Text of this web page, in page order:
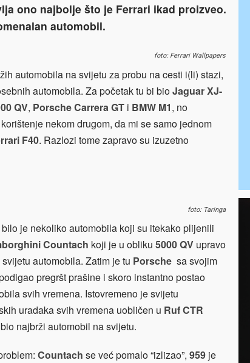
ono najbolje što je Ferrari ikad proizveo.
automobil.
foto: Ferrari Wallpapers
automobila na svijetu za probu na cesti i(li) stazi,
automobila. Za početak tu bi bioJaguar XJ-
QV, Porsche Carrera GT i BMW M1, no
nekom drugom, da mi se samo jednom
F40. Razlozi tome zapravo su izuzetno
foto: Taringa
je nekoliko automobila koji su itekako plijenili
Countach koji je u obliku 5000 QV upravo
automobila. Zatim je tu Porsche sa svojim
pregršt prašine i skoro instantno postao
svih vremena. Istovremeno je svijetu
uradaka svih vremena uobličen u Ruf CTR
najbrži automobil na svijetu.
Countach se već pomalo “izlizao”, 959 je